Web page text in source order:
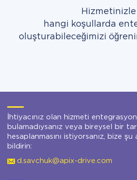
Hizmetinizle
hangi koşullarda
oluşturabileceğimizi
İhtiyacınız olan hizmeti
bulamadıysanız veya bireysel bir
hesaplanmasını istiyorsanız, bize şu
bildirin:
d.savchuk@apix-drive.com